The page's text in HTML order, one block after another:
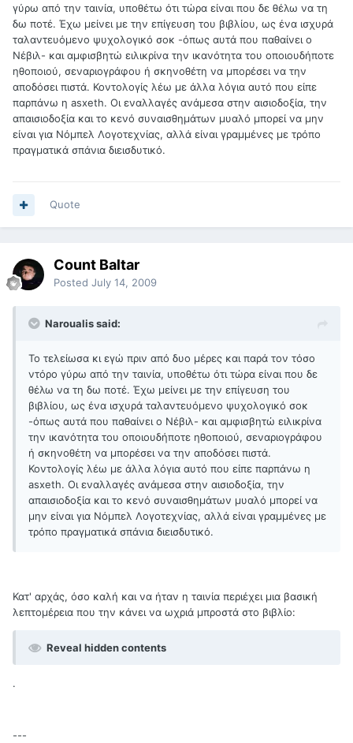
γύρω από την ταινία, υποθέτω ότι τώρα είναι που δε θέλω να τη
δω ποτέ. Έχω μείνει με την επίγευση του βιβλίου, ως ένα ισχυρά
ταλαντευόμενο ψυχολογικό σοκ -όπως αυτά που παθαίνει ο
Νέβιλ- και αμφισβητώ ειλικρίνα την ικανότητα του οποιουδήποτε
ηθοποιού, σεναριογράφου ή σκηνοθέτη να μπορέσει να την
αποδόσει πιστά. Κοντολογίς λέω με άλλα λόγια αυτό που είπε
παρπάνω η asxeth. Οι εναλλαγές ανάμεσα στην αισιοδοξία, την
απαισιοδοξία και το κενό συναισθημάτων μυαλό μπορεί να μην
είναι για Νόμπελ Λογοτεχνίας, αλλά είναι γραμμένες με τρόπο
πραγματικά σπάνια διεισδυτικό.
Quote
Count Baltar
Posted July 14, 2009
Naroualis said:
Το τελείωσα κι εγώ πριν από δυο μέρες και παρά τον τόσο
ντόρο γύρω από την ταινία, υποθέτω ότι τώρα είναι που δε
θέλω να τη δω ποτέ. Έχω μείνει με την επίγευση του
βιβλίου, ως ένα ισχυρά ταλαντευόμενο ψυχολογικό σοκ
-όπως αυτά που παθαίνει ο Νέβιλ- και αμφισβητώ ειλικρίνα
την ικανότητα του οποιουδήποτε ηθοποιού, σεναριογράφου
ή σκηνοθέτη να μπορέσει να την αποδόσει πιστά.
Κοντολογίς λέω με άλλα λόγια αυτό που είπε παρπάνω η
asxeth. Οι εναλλαγές ανάμεσα στην αισιοδοξία, την
απαισιοδοξία και το κενό συναισθημάτων μυαλό μπορεί να
μην είναι για Νόμπελ Λογοτεχνίας, αλλά είναι γραμμένες με
τρόπο πραγματικά σπάνια διεισδυτικό.
Κατ' αρχάς, όσο καλή και να ήταν η ταινία περιέχει μια βασική
λεπτομέρεια που την κάνει να ωχριά μπροστά στο βιβλίο:
Reveal hidden contents
.
---